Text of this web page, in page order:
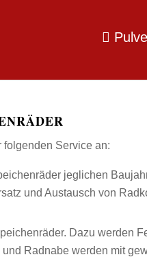
Service an:
jeglichen
und Austausch von
Dazu werden
Radnabe werden mit